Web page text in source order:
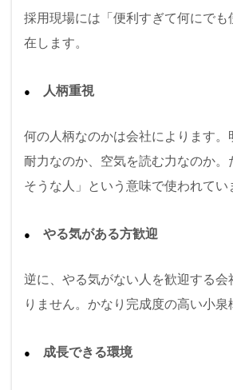
採用現場には「便利すぎて何にでも
在します。
人柄重視
何の人柄なのかは会社によります。
耐力なのか、空気を読む力なのか。
そうな人」という意味で使われてい
やる気がある方歓迎
逆に、やる気がない人を歓迎する会
りません。かなり完成度の高い小泉
成長できる環境